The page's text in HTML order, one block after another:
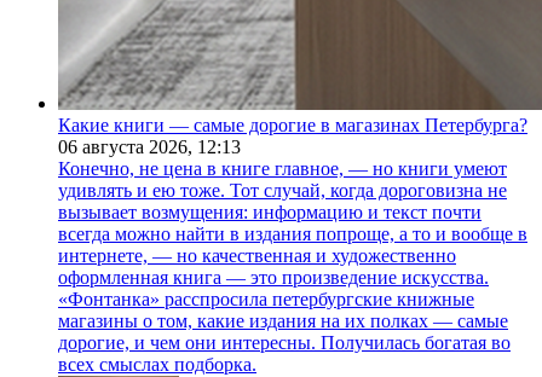
Какие книги — самые дорогие в магазинах Петербурга?
06 августа 2026, 12:13
Конечно, не цена в книге главное, — но книги умеют
удивлять и ею тоже. Тот случай, когда дороговизна не
вызывает возмущения: информацию и текст почти
всегда можно найти в издания попроще, а то и вообще в
интернете, — но качественная и художественно
оформленная книга — это произведение искусства.
«Фонтанка» расспросила петербургские книжные
магазины о том, какие издания на их полках — самые
дорогие, и чем они интересны. Получилась богатая во
всех смыслах подборка.